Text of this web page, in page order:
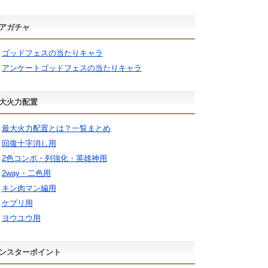
ガチャ
ゴッドフェスの当たりキャラ
アンケートゴッドフェスの当たりキャラ
火力配置
最大火力配置とは？一覧まとめ
回復十字消し用
2色コンボ・列強化・英雄神用
2way・二色用
キン肉マン編用
ケプリ用
ヨウユウ用
スターポイント